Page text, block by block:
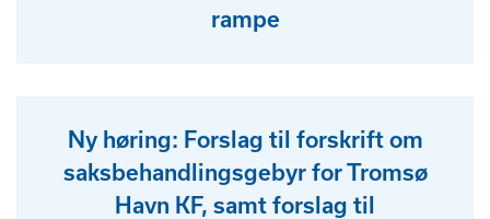
rampe
Ny høring: Forslag til forskrift om
saksbehandlingsgebyr for Tromsø
Havn KF, samt forslag til